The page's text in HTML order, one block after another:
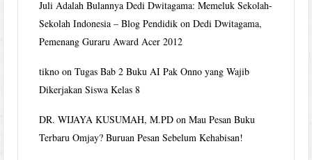
Juli Adalah Bulannya Dedi Dwitagama: Memeluk Sekolah-
Sekolah Indonesia – Blog Pendidik onDedi Dwitagama,
Pemenang Guraru Award Acer 2012
tikno onTugas Bab 2 Buku AI Pak Onno yang Wajib
Dikerjakan Siswa Kelas 8
DR. WIJAYA KUSUMAH, M.PD onMau Pesan Buku
Terbaru Omjay? Buruan Pesan Sebelum Kehabisan!